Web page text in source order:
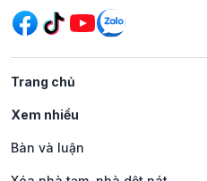
Trang chủ
Xem nhiều
Bàn và luận